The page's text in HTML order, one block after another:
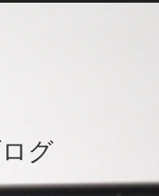
グ